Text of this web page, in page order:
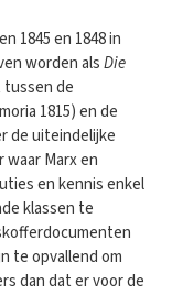
1845 en 1848 in
worden alsDie
de
1815) en de
de uiteindelijke
Marx en
en kennis enkel
klassen te
te opvallend om
dan dat er voor de